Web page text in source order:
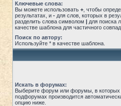
Ключевые слова:
Вы можете использовать + , чтобы
результатах, и - для слов, которых в
разделить слова символом | для поиска
качестве шаблона для частичного
Поиск по автору:
Используйте * в качестве шаблона.
Искать в форумах:
Выберите форум или форумы, в которых
подфорумах производится
опцию ниже.